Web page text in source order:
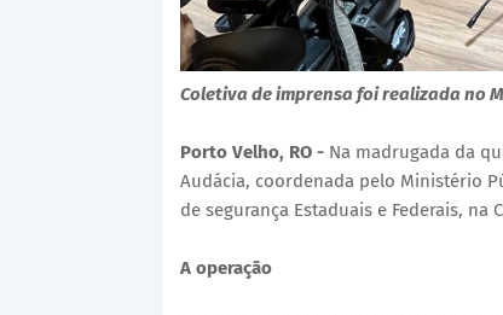
Coletiva de imprensa foi realizada no
Porto Velho, RO - Na madrugada da
Audácia, coordenada pelo Ministério
de segurança Estaduais e Federais, na
A operação